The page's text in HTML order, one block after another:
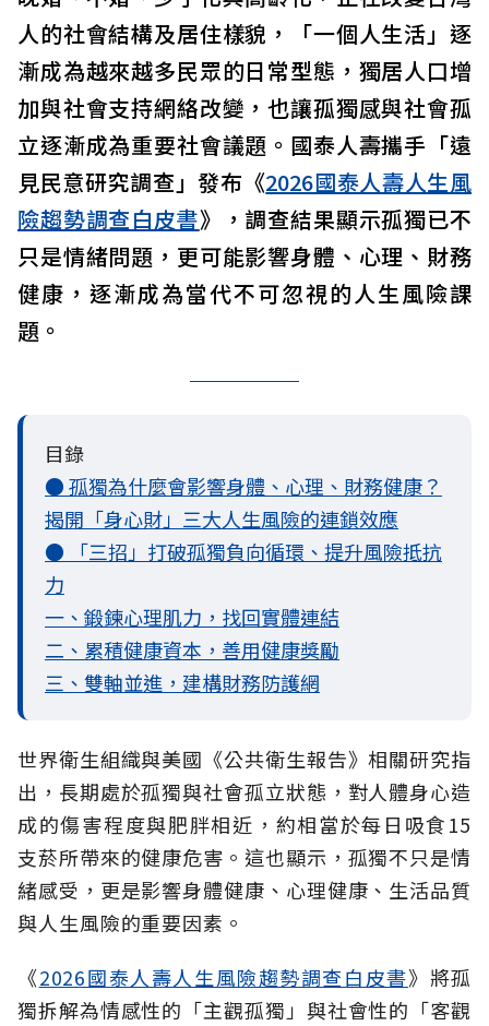
人的社會結構及居住樣貌，「一個人生活」逐
漸成為越來越多民眾的日常型態，獨居人口增
加與社會支持網絡改變，也讓孤獨感與社會孤
立逐漸成為重要社會議題。國泰人壽攜手「遠
見民意研究調查」發布《2026國泰人壽人生風
險趨勢調查白皮書》，調查結果顯示孤獨已不
只是情緒問題，更可能影響身體、心理、財務
健康，逐漸成為當代不可忽視的人生風險課
題。
目錄
● 孤獨為什麼會影響身體、心理、財務健康？
揭開「身心財」三大人生風險的連鎖效應
● 「三招」打破孤獨負向循環、提升風險抵抗
力
一、鍛鍊心理肌力，找回實體連結
二、累積健康資本，善用健康獎勵
三、雙軸並進，建構財務防護網
世界衛生組織與美國《公共衛生報告》相關研究指
出，長期處於孤獨與社會孤立狀態，對人體身心造
成的傷害程度與肥胖相近，約相當於每日吸食15
支菸所帶來的健康危害。這也顯示，孤獨不只是情
緒感受，更是影響身體健康、心理健康、生活品質
與人生風險的重要因素。
《2026國泰人壽人生風險趨勢調查白皮書》將孤
獨拆解為情感性的「主觀孤獨」與社會性的「客觀